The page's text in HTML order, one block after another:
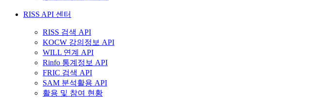
RISS API 센터
RISS 검색 API
KOCW 강의정보 API
WILL 연계 API
Rinfo 통계정보 API
FRIC 검색 API
SAM 분석활용 API
활용 및 참여 현황